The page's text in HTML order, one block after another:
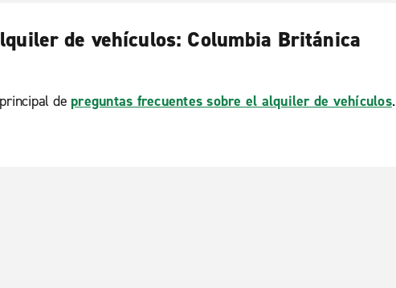
de vehículos: Columbia Británica
de preguntas frecuentes sobre el alquiler de vehículos.